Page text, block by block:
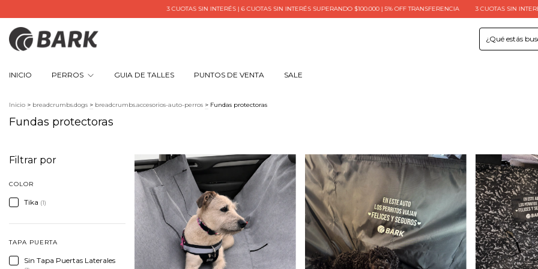
3 CUOTAS SIN INTERÉS | 6 CUOTAS SIN INTERÉS SUPERANDO $100.000 | 5% OFF TRANSFERENCIA 3 CUOTAS SIN INTERÉS | 6
INICIO PERROS GUIA DE TALLES PUNTOS DE VENTA SALE
Inicio > breadcrumbs.dogs > breadcrumbs.accesorios-auto-perros > Fundas protectoras
Fundas protectoras
Filtrar por
COLOR
Tika (1)
TAPA PUERTA
Sin Tapa Puertas Laterales